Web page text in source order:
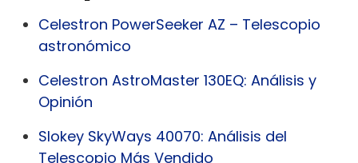
Celestron PowerSeeker AZ – Telescopio
astronómico
Celestron AstroMaster 130EQ: Análisis y
Opinión
Slokey SkyWays 40070: Análisis del
Telescopio Más Vendido